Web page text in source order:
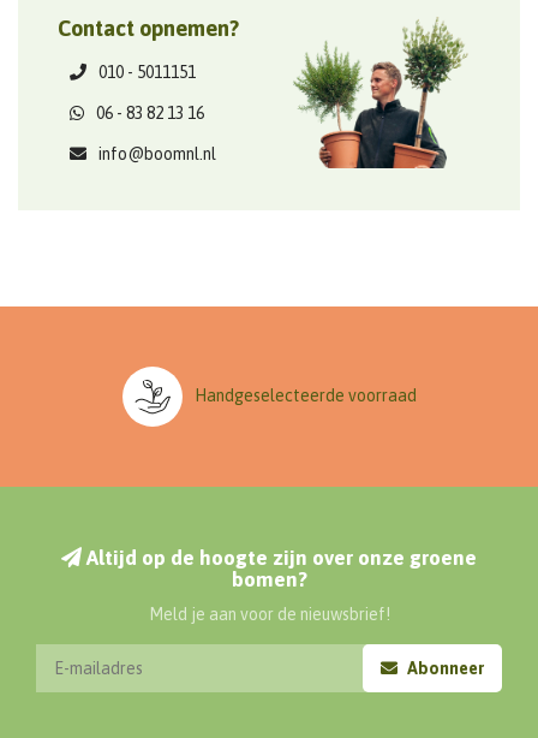
Contact opnemen?
010 - 5011151
06 - 83 82 13 16
info@boomnl.nl
Handgeselecteerde voorraad
Altijd op de hoogte zijn over onze groene
bomen?
Meld je aan voor de nieuwsbrief!
Abonneer